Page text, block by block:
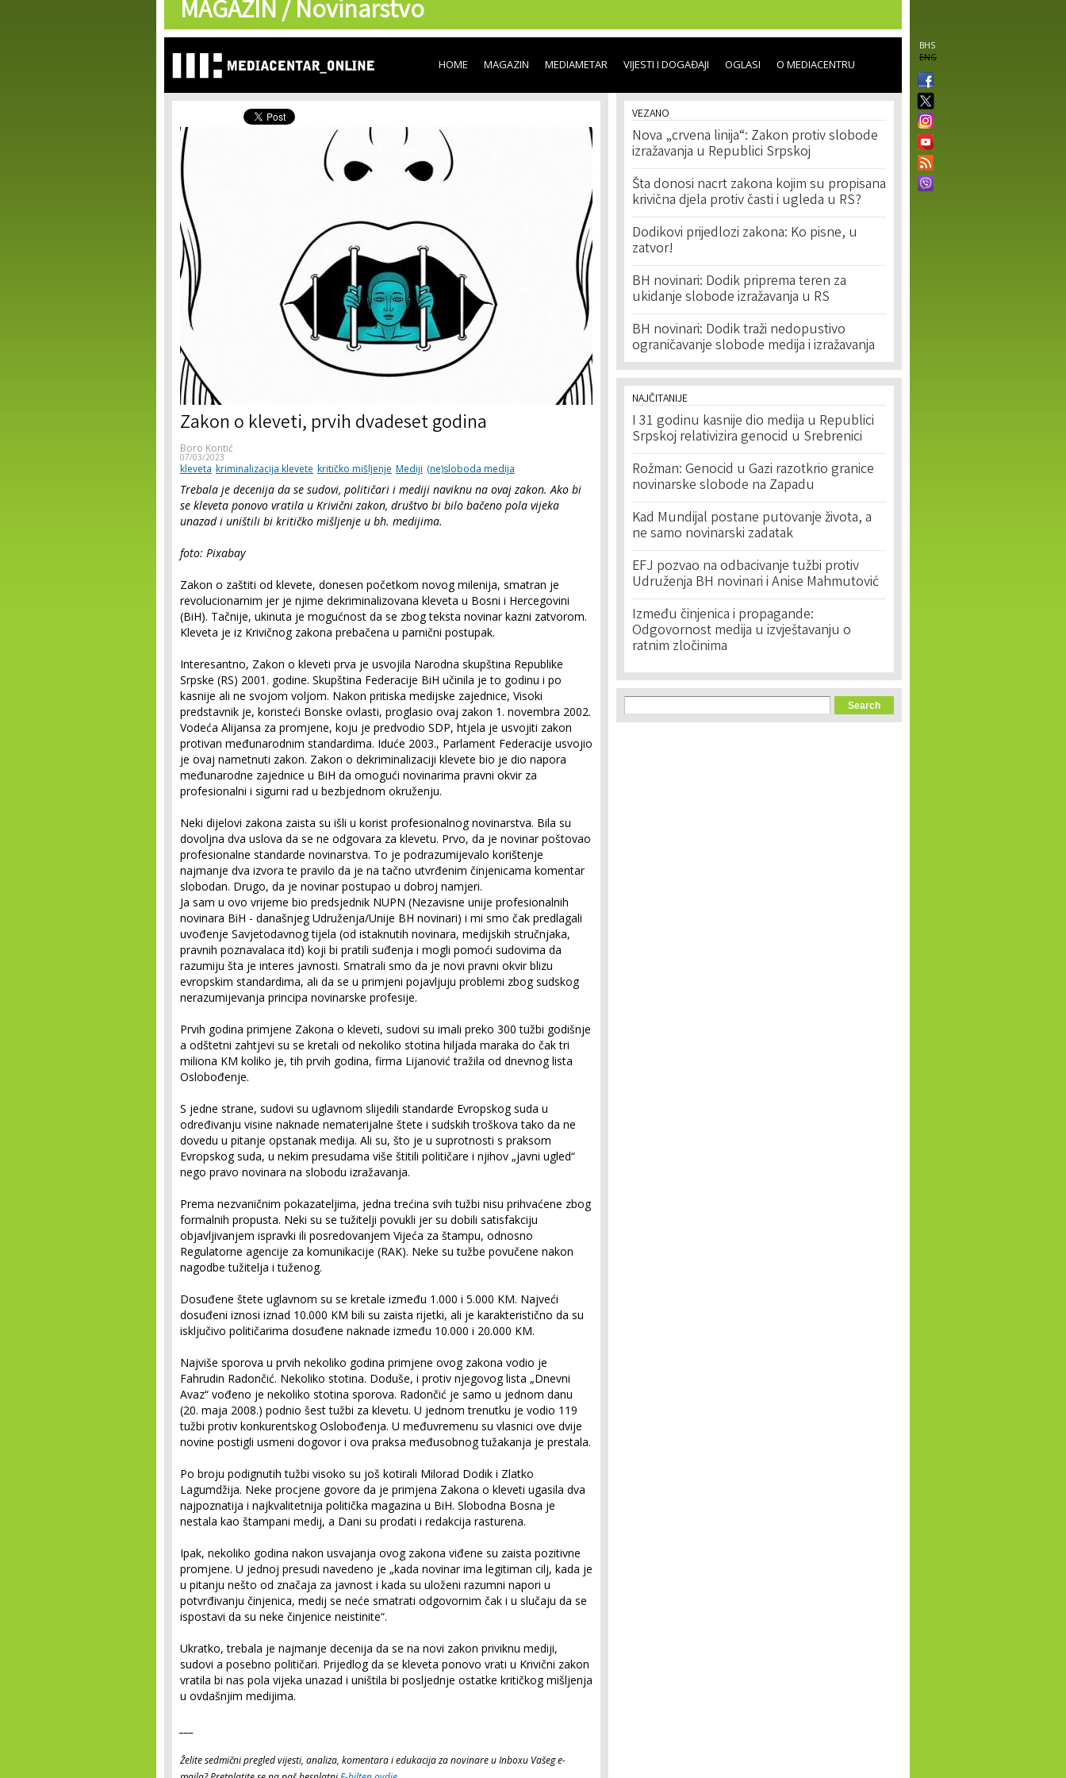
content
MAGAZIN /Novinarstvo
BHS
ENG
HOME MAGAZIN MEDIAMETAR VIJESTI I DOGAĐAJI OGLASI O MEDIACENTRU
Zakon o kleveti, prvih dvadeset godina
Boro Kontić
07/03/2023
kleveta kriminalizacija klevete kritičko mišljenje Mediji (ne)sloboda medija
Trebala je decenija da se sudovi, političari i mediji naviknu na ovaj zakon. Ako bi
se kleveta ponovo vratila u Krivični zakon, društvo bi bilo bačeno pola vijeka
unazad i uništili bi kritičko mišljenje u bh. medijima.
foto: Pixabay
Zakon o zaštiti od klevete, donesen početkom novog milenija, smatran je
revolucionarnim jer je njime dekriminalizovana kleveta u Bosni i Hercegovini
(BiH). Tačnije, ukinuta je mogućnost da se zbog teksta novinar kazni zatvorom.
Kleveta je iz Krivičnog zakona prebačena u parnični postupak.
Interesantno, Zakon o kleveti prva je usvojila Narodna skupština Republike
Srpske (RS) 2001. godine. Skupština Federacije BiH učinila je to godinu i po
kasnije ali ne svojom voljom. Nakon pritiska medijske zajednice, Visoki
predstavnik je, koristeći Bonske ovlasti, proglasio ovaj zakon 1. novembra 2002.
Vodeća Alijansa za promjene, koju je predvodio SDP, htjela je usvojiti zakon
protivan međunarodnim standardima. Iduće 2003., Parlament Federacije usvojio
je ovaj nametnuti zakon. Zakon o dekriminalizaciji klevete bio je dio napora
međunarodne zajednice u BiH da omogući novinarima pravni okvir za
profesionalni i sigurni rad u bezbjednom okruženju.
Neki dijelovi zakona zaista su išli u korist profesionalnog novinarstva. Bila su
dovoljna dva uslova da se ne odgovara za klevetu. Prvo, da je novinar poštovao
profesionalne standarde novinarstva. To je podrazumijevalo korištenje
najmanje dva izvora te pravilo da je na tačno utvrđenim činjenicama komentar
slobodan. Drugo, da je novinar postupao u dobroj namjeri.
Ja sam u ovo vrijeme bio predsjednik NUPN (Nezavisne unije profesionalnih
novinara BiH - današnjeg Udruženja/Unije BH novinari) i mi smo čak predlagali
uvođenje Savjetodavnog tijela (od istaknutih novinara, medijskih stručnjaka,
pravnih poznavalaca itd) koji bi pratili suđenja i mogli pomoći sudovima da
razumiju šta je interes javnosti. Smatrali smo da je novi pravni okvir blizu
evropskim standardima, ali da se u primjeni pojavljuju problemi zbog sudskog
nerazumijevanja principa novinarske profesije.
Prvih godina primjene Zakona o kleveti, sudovi su imali preko 300 tužbi godišnje
a odštetni zahtjevi su se kretali od nekoliko stotina hiljada maraka do čak tri
miliona KM koliko je, tih prvih godina, firma Lijanović tražila od dnevnog lista
Oslobođenje.
S jedne strane, sudovi su uglavnom slijedili standarde Evropskog suda u
određivanju visine naknade nematerijalne štete i sudskih troškova tako da ne
dovedu u pitanje opstanak medija. Ali su, što je u suprotnosti s praksom
Evropskog suda, u nekim presudama više štitili političare i njihov „javni ugled“
nego pravo novinara na slobodu izražavanja.
Prema nezvaničnim pokazateljima, jedna trećina svih tužbi nisu prihvaćene zbog
formalnih propusta. Neki su se tužitelji povukli jer su dobili satisfakciju
objavljivanjem ispravki ili posredovanjem Vijeća za štampu, odnosno
Regulatorne agencije za komunikacije (RAK). Neke su tužbe povučene nakon
nagodbe tužitelja i tuženog.
Dosuđene štete uglavnom su se kretale između 1.000 i 5.000 KM. Najveći
dosuđeni iznosi iznad 10.000 KM bili su zaista rijetki, ali je karakteristično da su
isključivo političarima dosuđene naknade između 10.000 i 20.000 KM.
Najviše sporova u prvih nekoliko godina primjene ovog zakona vodio je
Fahrudin Radončić. Nekoliko stotina. Doduše, i protiv njegovog lista „Dnevni
Avaz“ vođeno je nekoliko stotina sporova. Radončić je samo u jednom danu
(20. maja 2008.) podnio šest tužbi za klevetu. U jednom trenutku je vodio 119
tužbi protiv konkurentskog Oslobođenja. U međuvremenu su vlasnici ove dvije
novine postigli usmeni dogovor i ova praksa međusobnog tužakanja je prestala.
Po broju podignutih tužbi visoko su još kotirali Milorad Dodik i Zlatko
Lagumdžija. Neke procjene govore da je primjena Zakona o kleveti ugasila dva
najpoznatija i najkvalitetnija politička magazina u BiH. Slobodna Bosna je
nestala kao štampani medij, a Dani su prodati i redakcija rasturena.
Ipak, nekoliko godina nakon usvajanja ovog zakona viđene su zaista pozitivne
promjene. U jednoj presudi navedeno je „kada novinar ima legitiman cilj, kada je
u pitanju nešto od značaja za javnost i kada su uloženi razumni napori u
potvrđivanju činjenica, medij se neće smatrati odgovornim čak i u slučaju da se
ispostavi da su neke činjenice neistinite“.
Ukratko, trebala je najmanje decenija da se na novi zakon priviknu mediji,
sudovi a posebno političari. Prijedlog da se kleveta ponovo vrati u Krivični zakon
vratila bi nas pola vijeka unazad i uništila bi posljednje ostatke kritičkog mišljenja
u ovdašnjim medijima.
Želite sedmični pregled vijesti, analiza, komentara i edukacija za novinare u Inboxu Vašeg e-
VEZANO
Nova „crvena linija“: Zakon protiv slobode
izražavanja u Republici Srpskoj
Šta donosi nacrt zakona kojim su propisana
krivična djela protiv časti i ugleda u RS?
Dodikovi prijedlozi zakona: Ko pisne, u
zatvor!
BH novinari: Dodik priprema teren za
ukidanje slobode izražavanja u RS
BH novinari: Dodik traži nedopustivo
ograničavanje slobode medija i izražavanja
NAJČITANIJE
I 31 godinu kasnije dio medija u Republici
Srpskoj relativizira genocid u Srebrenici
Rožman: Genocid u Gazi razotkrio granice
novinarske slobode na Zapadu
Kad Mundijal postane putovanje života, a
ne samo novinarski zadatak
EFJ pozvao na odbacivanje tužbi protiv
Udruženja BH novinari i Anise Mahmutović
Između činjenica i propagande:
Odgovornost medija u izvještavanju o
ratnim zločinima
Search form
Search